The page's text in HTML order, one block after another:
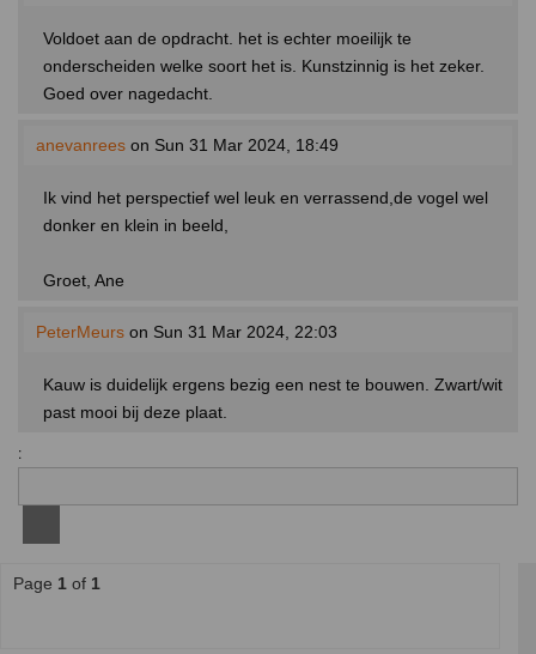
Voldoet aan de opdracht. het is echter moeilijk te
onderscheiden welke soort het is. Kunstzinnig is het zeker.
Goed over nagedacht.
anevanrees on Sun 31 Mar 2024, 18:49
Ik vind het perspectief wel leuk en verrassend,de vogel wel
donker en klein in beeld,
Groet, Ane
PeterMeurs on Sun 31 Mar 2024, 22:03
Kauw is duidelijk ergens bezig een nest te bouwen. Zwart/wit
past mooi bij deze plaat.
:
Page 1 of 1